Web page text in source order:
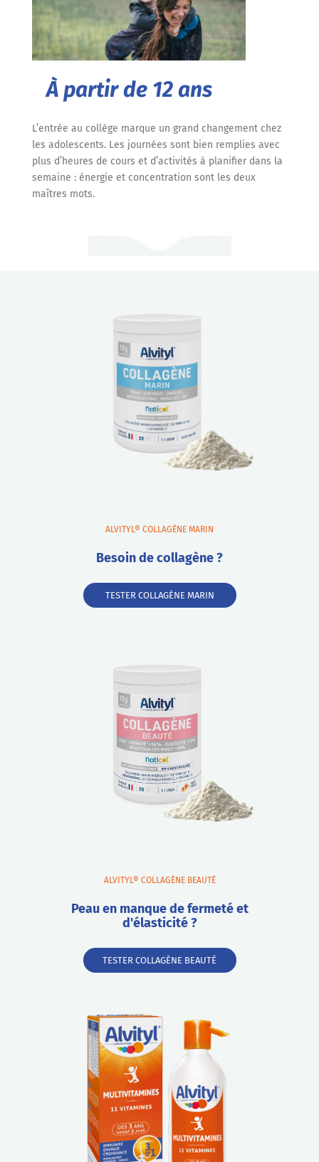
À partir de 12 ans
L’entrée au collège marque un grand changement chez
les adolescents. Les journées sont bien remplies avec
plus d’heures de cours et d’activités à planifier dans la
semaine : énergie et concentration sont les deux
maîtres mots.
ALVITYL® COLLAGÈNE MARIN
Besoin de collagène ?
TESTER COLLAGÈNE MARIN
ALVITYL® COLLAGÈNE BEAUTÉ
Peau en manque de fermeté et
d'élasticité ?
TESTER COLLAGÈNE BEAUTÉ